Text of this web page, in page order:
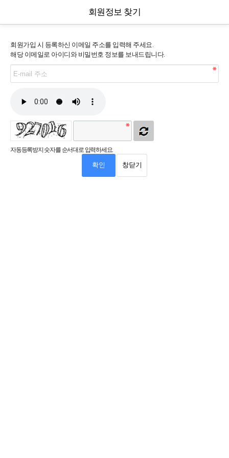
회원정보 찾기
회원가입 시 등록하신 이메일 주소를 입력해 주세요.
해당 이메일로 아이디와 비밀번호 정보를 보내드립니다.
자동등록방지 숫자를 순서대로 입력하세요.
확인 창닫기